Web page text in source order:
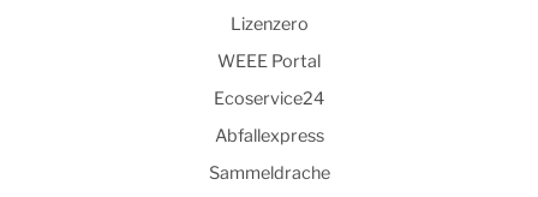
Lizenzero
WEEE Portal
Ecoservice24
Abfallexpress
Sammeldrache